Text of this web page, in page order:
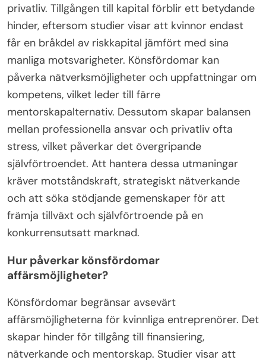
privatliv. Tillgången till kapital förblir ett betydande
hinder, eftersom studier visar att kvinnor endast
får en bråkdel av riskkapital jämfört med sina
manliga motsvarigheter. Könsfördomar kan
påverka nätverksmöjligheter och uppfattningar om
kompetens, vilket leder till färre
mentorskapalternativ. Dessutom skapar balansen
mellan professionella ansvar och privatliv ofta
stress, vilket påverkar det övergripande
självförtroendet. Att hantera dessa utmaningar
kräver motståndskraft, strategiskt nätverkande
och att söka stödjande gemenskaper för att
främja tillväxt och självförtroende på en
konkurrensutsatt marknad.
Hur påverkar könsfördomar
affärsmöjligheter?
Könsfördomar begränsar avsevärt
affärsmöjligheterna för kvinnliga entreprenörer. Det
skapar hinder för tillgång till finansiering,
nätverkande och mentorskap. Studier visar att